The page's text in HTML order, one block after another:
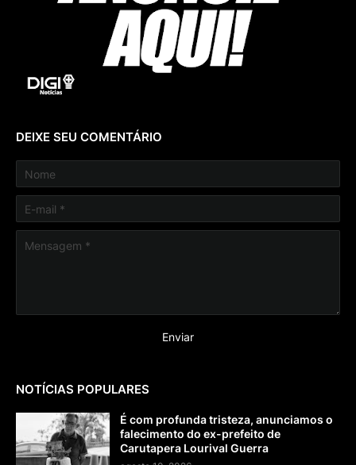
DEIXE SEU COMENTÁRIO
NOTÍCIAS POPULARES
É com profunda tristeza, anunciamos o
falecimento do ex-prefeito de
Carutapera Lourival Guerra